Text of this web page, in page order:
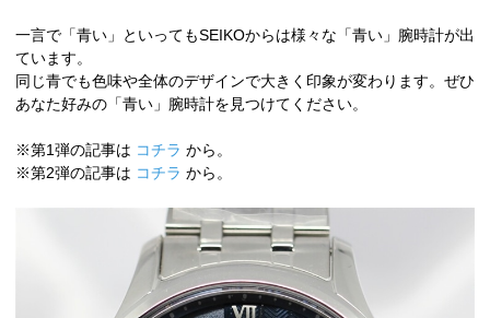
一言で「青い」といってもSEIKOからは様々な「青い」腕時計が出
ています。
同じ青でも色味や全体のデザインで大きく印象が変わります。ぜひ
あなた好みの「青い」腕時計を見つけてください。
※第1弾の記事は コチラ から。
※第2弾の記事は コチラ から。